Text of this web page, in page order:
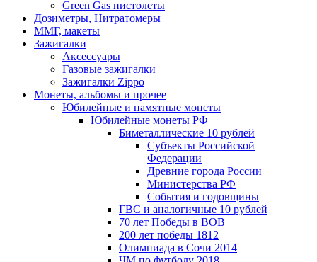
Green Gas пистолеты
Дозиметры, Нитратомеры
ММГ, макеты
Зажигалки
Аксессуары
Газовые зажигалки
Зажигалки Zippo
Монеты, альбомы и прочее
Юбилейные и памятные монеты
Юбилейные монеты РФ
Биметаллические 10 рублей
Субъекты Российской
Федерации
Древние города России
Министерства РФ
События и годовщины
ГВС и аналогичные 10 рублей
70 лет Победы в ВОВ
200 лет победы 1812
Олимпиада в Сочи 2014